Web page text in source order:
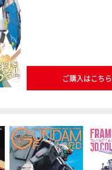
ご購入はこちら